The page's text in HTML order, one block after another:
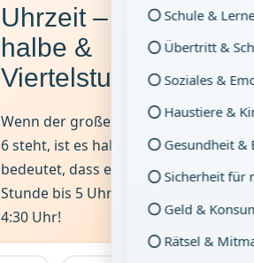
Schule &
Übertritt &
Soziales &
Haustiere &
Gesundheit &
Sicherheit für
Geld &
Rätsel &
Uhrzeit – ganze,
halbe &
Viertelstunden
Wenn der große Zeiger auf der
6 steht, ist es halb. 'Halb fünf'
bedeutet, dass eine halbe
Stunde bis 5 Uhr fehlt – also
4:30 Uhr!